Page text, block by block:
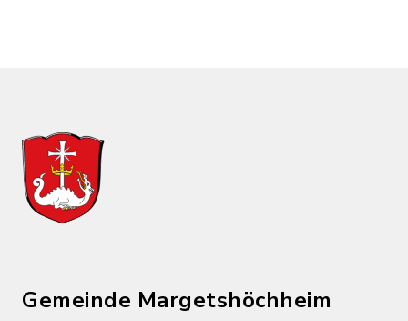
Gemeinde Margetshöchheim